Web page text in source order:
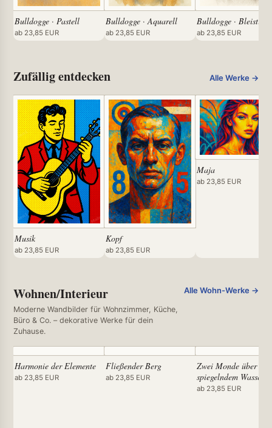
Bulldogge · Pastell
ab 23,85 EUR
Bulldogge · Aquarell
ab 23,85 EUR
Bulldogge · Bleistift
ab 23,85 EUR
Zufällig entdecken Alle Werke →
Musik
ab 23,85 EUR
Kopf
ab 23,85 EUR
Maja
ab 23,85 EUR
Wohnen/Interieur
Moderne Wandbilder für Wohnzimmer, Küche,
Büro & Co. – dekorative Werke für dein
Zuhause.
Alle Wohn-Werke →
Harmonie der Elemente
ab 23,85 EUR
Fließender Berg
ab 23,85 EUR
Zwei Monde über
spiegelndem Wasser
ab 23,85 EUR